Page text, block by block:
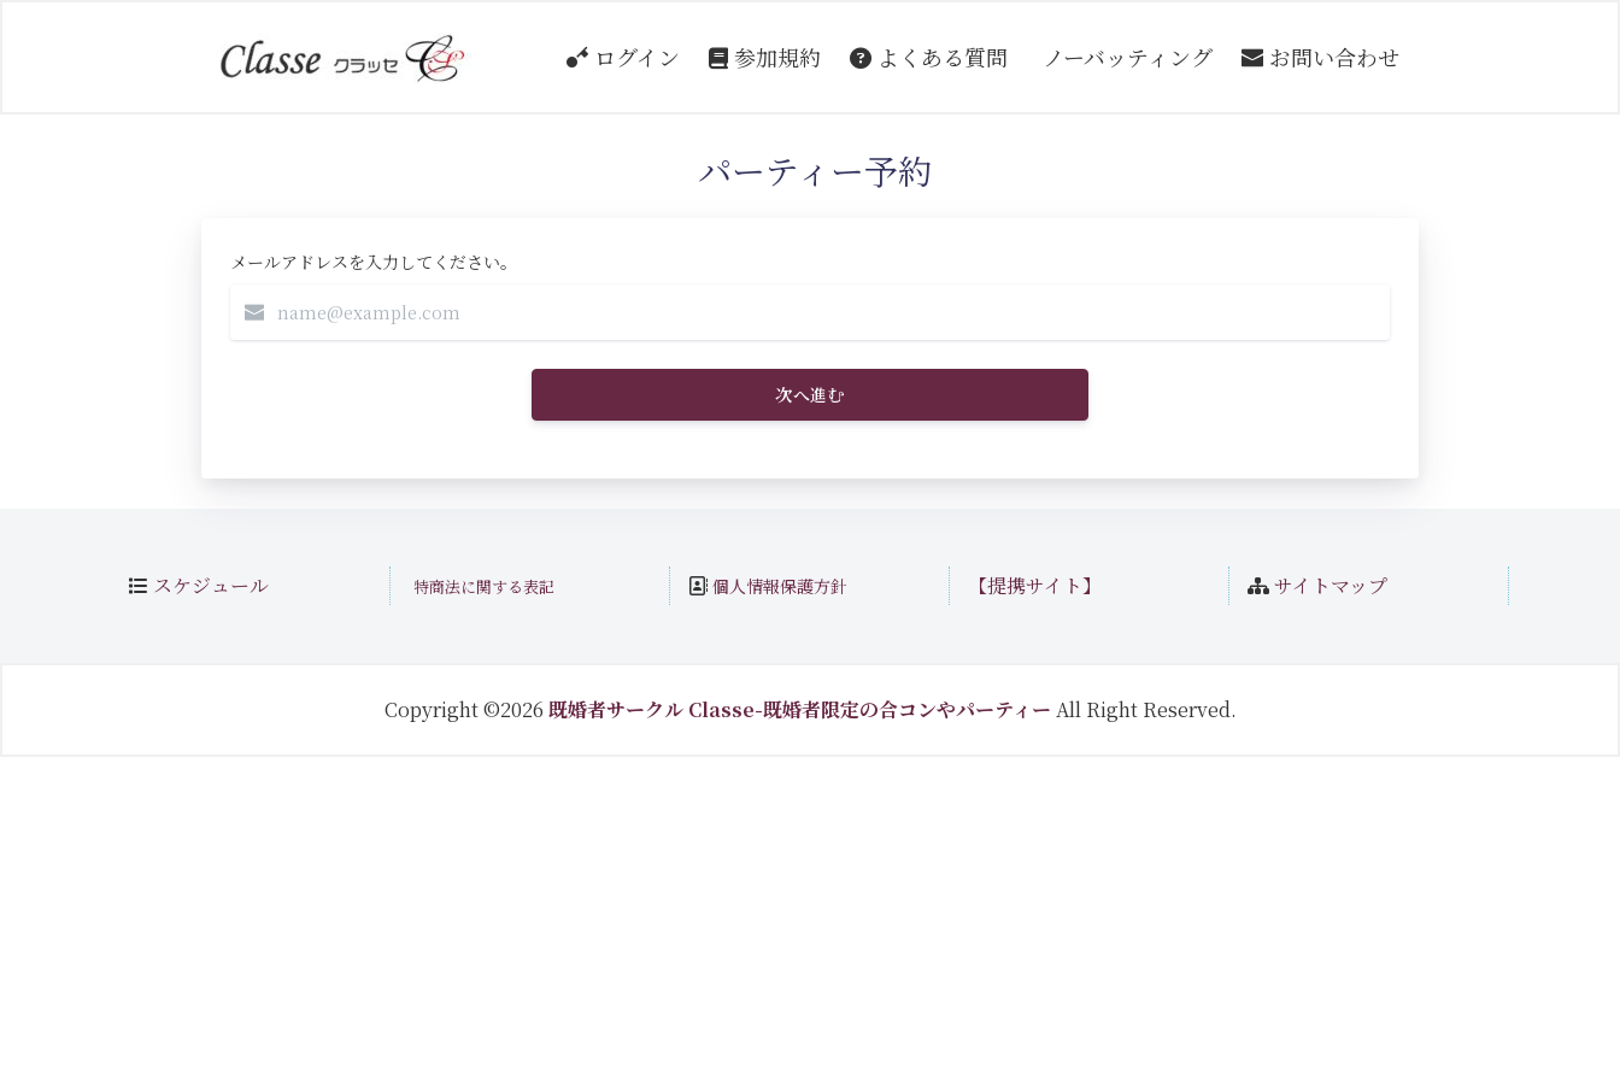
ログイン 参加規約 よくある質問 ノーバッティング お問い合わせ
パーティー予約
メールアドレスを入力してください。
次へ進む
スケジュール 特商法に関する表記 個人情報保護方針 【提携サイト】 サイトマップ
Copyright ©2026 既婚者サークル Classe-既婚者限定の合コンやパーティー All Right Reserved.